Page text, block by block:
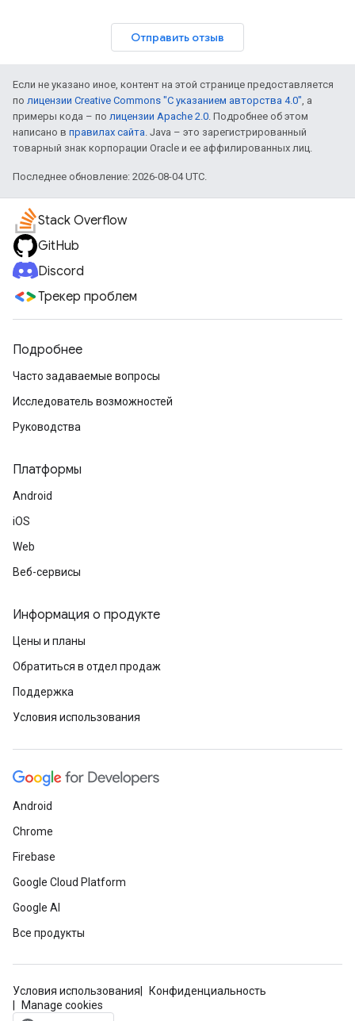
Отправить отзыв
Если не указано иное, контент на этой странице предоставляется
по лицензии Creative Commons "С указанием авторства 4.0" , а
примеры кода – по лицензии Apache 2.0 . Подробнее об этом
написано в правилах сайта . Java – это зарегистрированный
товарный знак корпорации Oracle и ее аффилированных лиц.
Последнее обновление: 2026-08-04 UTC.
Stack Overflow
GitHub
Discord
Трекер проблем
Подробнее
Часто задаваемые вопросы
Исследователь возможностей
Руководства
Платформы
Android
iOS
Web
Веб-сервисы
Информация о продукте
Цены и планы
Обратиться в отдел продаж
Поддержка
Условия использования
Android
Chrome
Firebase
Google Cloud Platform
Google AI
Все продукты
Условия использования
Конфиденциальность
Manage cookies